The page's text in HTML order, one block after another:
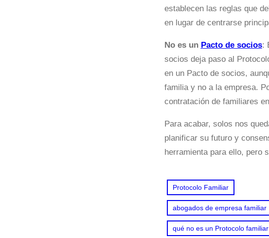
establecen las reglas que
en lugar de centrarse
No es un Pacto de socios:
socios deja paso al
en un Pacto de socios,
familia y no a la empresa.
contratación de familiares
Para acabar, solos nos
planificar su futuro y
herramienta para ello, pero
Protocolo Familiar
abogados de empresa familiar
qué no es un Protocolo familiar